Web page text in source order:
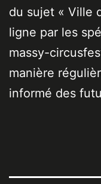
du sujet « Ville
ligne par les
massy-
manière
informé des